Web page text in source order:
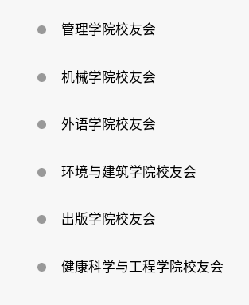
管理学院校友会
机械学院校友会
外语学院校友会
环境与建筑学院校友会
出版学院校友会
健康科学与工程学院校友会